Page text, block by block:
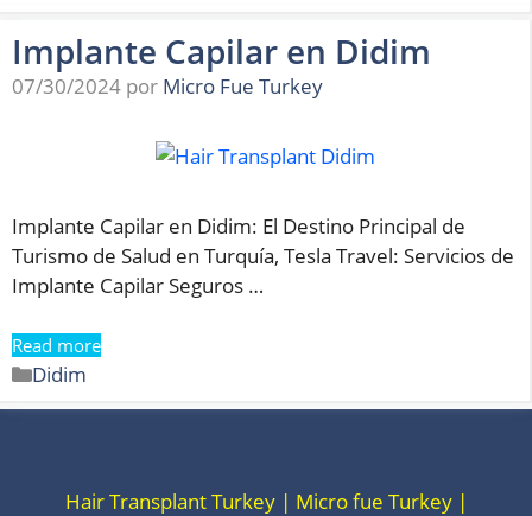
Implante Capilar en Didim
07/30/2024 por Micro Fue Turkey
Implante Capilar en Didim: El Destino Principal de
Turismo de Salud en Turquía, Tesla Travel: Servicios de
Implante Capilar Seguros …
Read more
Categorías
Didim
Hair Transplant Turkey | Micro fue Turkey |